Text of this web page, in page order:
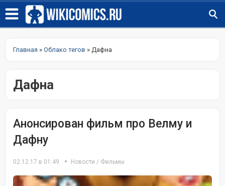
Главная » Облако тегов » Дафна
Дафна
Анонсирован фильм про Велму и
Дафну
02.12.17 в 01:49 Новости / Фильмы